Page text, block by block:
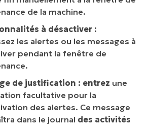
de la machine.
à désactiver :
les alertes ou les messages à
pendant la fenêtre de
de justification : entrez une
facultative pour la
des alertes. Ce message
dans le journal des activités